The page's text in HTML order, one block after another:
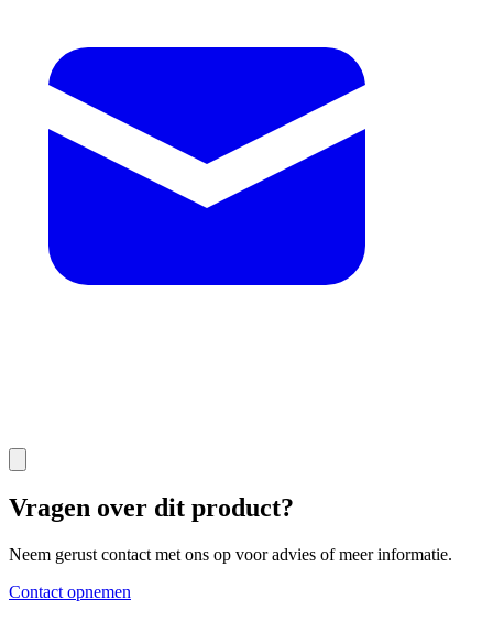
Vragen over dit product?
Neem gerust contact met ons op voor advies of meer informatie.
Contact opnemen